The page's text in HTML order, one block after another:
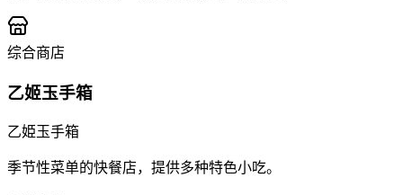
综合商店
乙姬玉手箱
乙姫玉手箱
季节性菜单的快餐店，提供多种特色小吃。